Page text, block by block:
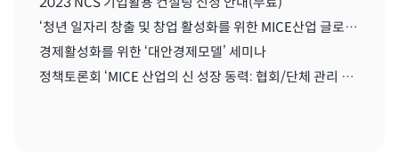
‘청년 일자리 창출 및 창업 활성화를 위한 MICE산업 글로벌화를 위한 세미나'
경제활성화를 위한 ‘대안경제모델’ 세미나
정책토론회 ‘MICE 산업의 신 성장 동력: 협회/단체 관리 및 복합리조트 산업’